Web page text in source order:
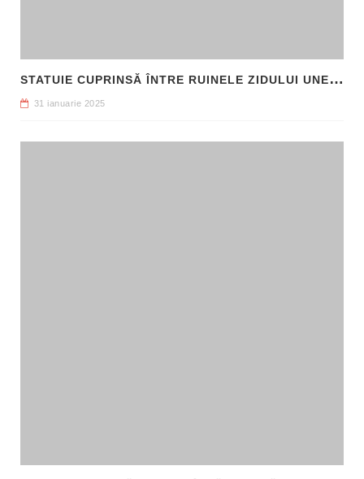
S
TATUIE CUPRINSĂ ÎNTRE RUINELE ZIDULUI UNEI CLĂDIRI, DESCOPERITĂ LA FILIPI
31 ianuarie 2025